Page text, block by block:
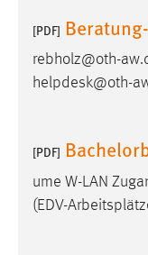
[PDF]
rebholz@oth-
helpdesk@oth-
[PDF]
ume W-LAN
(EDV-
externen
YouTube